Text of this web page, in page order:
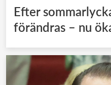
Efter
förändras – nu